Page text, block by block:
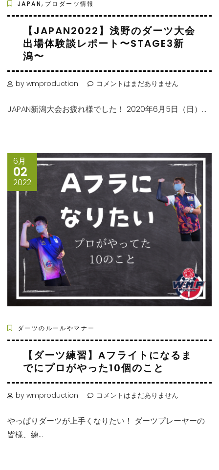
JAPAN, プロダーツ情報
【JAPAN2022】浅野のダーツ大会
出場体験談レポート〜STAGE3新
潟〜
by wmproduction コメントはまだありません
JAPAN新潟大会お疲れ様でした！ 2020年6月5日（日）...
6月
02
2022
ダーツのルールやマナー
【ダーツ練習】Aフライトになるま
でにプロがやった10個のこと
by wmproduction コメントはまだありません
やっぱりダーツが上手くなりたい！ ダーツプレーヤーの
皆様、練...